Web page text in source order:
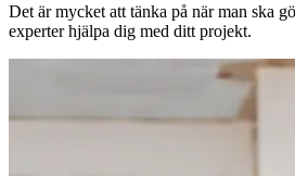
Det är mycket att tänka på när man ska
experter hjälpa dig med ditt projekt.